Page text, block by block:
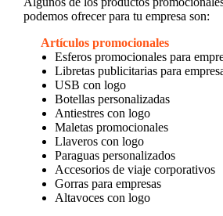
podemos ofrecer para tu empresa son:
Artículos promocionales
Esferos promocionales para
Libretas publicitarias para
USB con logo
Botellas personalizadas
Antiestres con logo
Maletas promocionales
Llaveros con logo
Paraguas personalizados
Accesorios de viaje corporativos
Gorras para empresas
Altavoces con logo